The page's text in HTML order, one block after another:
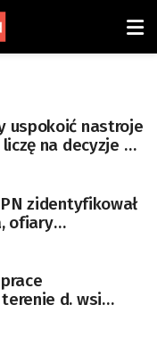
uspokoić nastroje
na decyzje o
zidentyfikował
ofiary
d. wsi